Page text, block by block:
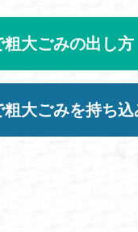
大ごみの出し方
大ごみを持ち込